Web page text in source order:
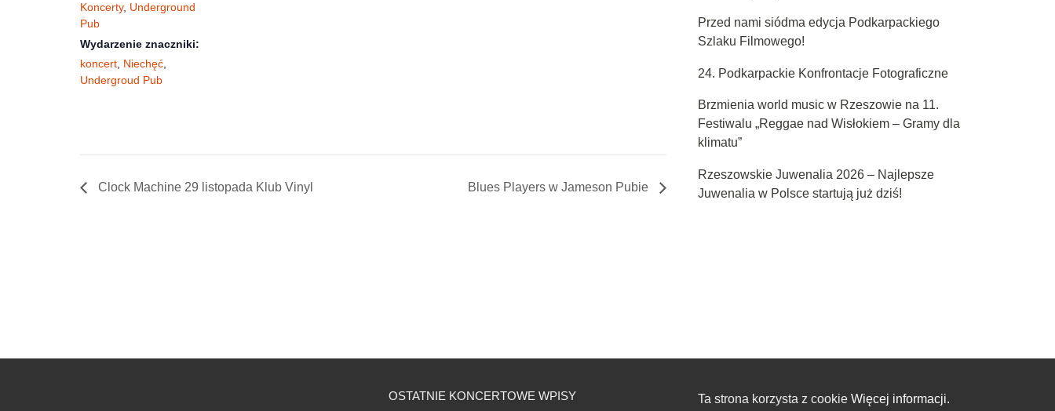
Koncerty, Underground
Pub
Wydarzenie znaczniki:
koncert Niechęć
Undergroud Pub
Clock Machine 29 listopada Klub Vinyl Blues Players w Jameson Pubie
Przed nami siódma edycja Podkarpackiego
Szlaku Filmowego!
24. Podkarpackie Konfrontacje Fotograficzne
Brzmienia world music w Rzeszowie na 11.
Festiwalu „Reggae nad Wisłokiem – Gramy dla
klimatu”
Rzeszowskie Juwenalia 2026 – Najlepsze
Juwenalia w Polsce startują już dziś!
OSTATNIE KONCERTOWE WPISY Ta strona korzysta z cookie Więcej informacji.